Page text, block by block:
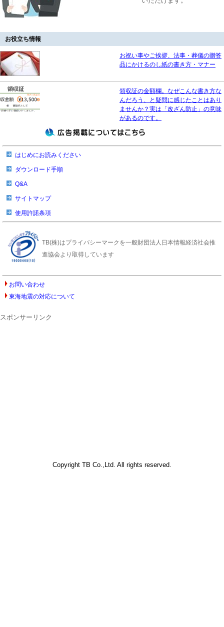
お役立ち情報
お祝い事やご挨拶、法事・葬儀の贈答
品にかけるのし紙の書き方・マナー
領収証の金額欄。なぜこんな書き方な
んだろう、と疑問に感じたことはあり
ませんか？実は「改ざん防止」の意味
があるのです。
はじめにお読みください
ダウンロード手順
Q&A
サイトマップ
使用許諾条項
TB(株)はプライバシーマークを一般財団法人日本情報経済社会推
進協会より取得しています
お問い合わせ
東海地震の対応について
スポンサーリンク
Copyright TB Co.,Ltd. All rights reserved.